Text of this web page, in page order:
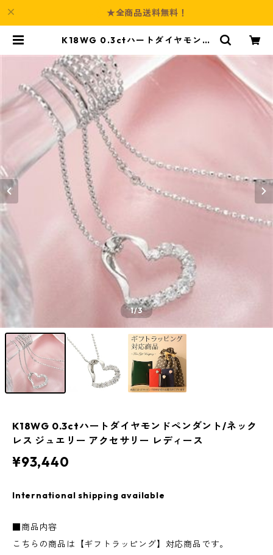
★全商品送料無料！
K18WG 0.3ctハートダイヤモンド
アクセサリー レディース | Culture
-Booth
1/3
K18WG 0.3ctハートダイヤモンドペンダント/ネック
レス ジュエリー アクセサリー レディース
¥93,440
International shipping available
■商品内容
こちらの商品は【ギフトラッピング】対応商品です。